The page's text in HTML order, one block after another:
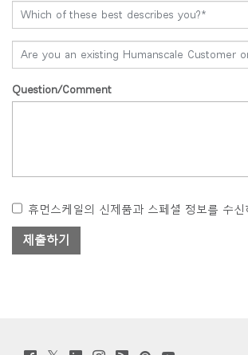
Which of these best describes you?*
Are you an existing Humanscale Customer
Question/Comment
휴먼스케일의 신제품과 스페셜 정보를 수신
Twitter